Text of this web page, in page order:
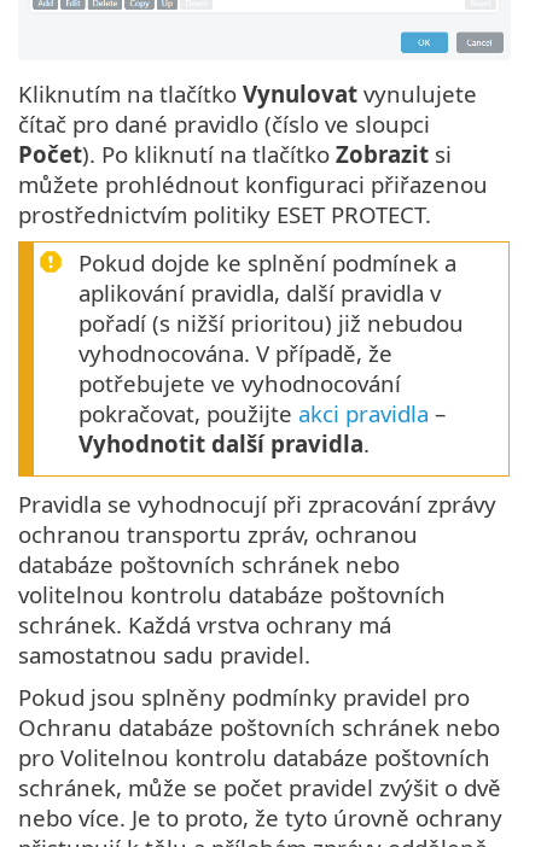
Kliknutím na tlačítko Vynulovat vynulujete
čítač pro dané pravidlo (číslo ve sloupci
Počet). Po kliknutí na tlačítko Zobrazit si
můžete prohlédnout konfiguraci přiřazenou
prostřednictvím politiky ESET PROTECT.
Pokud dojde ke splnění podmínek a
aplikování pravidla, další pravidla v
pořadí (s nižší prioritou) již nebudou
vyhodnocována. V případě, že
potřebujete ve vyhodnocování
pokračovat, použijte akci pravidla –
Vyhodnotit další pravidla.
Pravidla se vyhodnocují při zpracování zprávy
ochranou transportu zpráv, ochranou
databáze poštovních schránek nebo
volitelnou kontrolu databáze poštovních
schránek. Každá vrstva ochrany má
samostatnou sadu pravidel.
Pokud jsou splněny podmínky pravidel pro
Ochranu databáze poštovních schránek nebo
pro Volitelnou kontrolu databáze poštovních
schránek, může se počet pravidel zvýšit o dvě
nebo více. Je to proto, že tyto úrovně ochrany